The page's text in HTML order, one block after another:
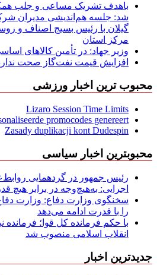
باهدف تشریک مساعی و جلب
شد: جلسه هم‌اندیشی مدیران
گیلان با رئیس بسیج اصناف و
مركز استان
وزیر جهاد: در تأمین کالاهای
افزایش قیمت نفت‌گاز صحت
محبوب ترین اخبار ورزشی
Lizaro Session Time Limits
promocodes genereert
Zasady duplikacji kont Dudespin
محبوبترین اخبار سیاسی
رئیس جمهور در گردهمایی
اجرایی: به‌هیچ‌وجه در برابر هیچ
سخنگوی وزارت دفاع: وزارت
را با قدرت ادامه می‌دهد
با حکم فرمانده کل قوا؛ فرمانده
انقلاب اسلامی منصوب شد
جدیدترین اخبار